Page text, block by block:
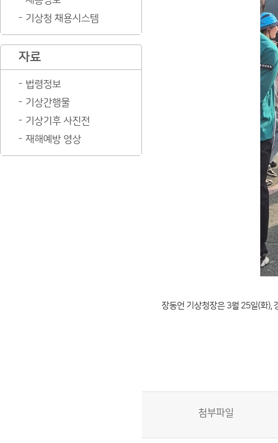
기상청 채용시스템
자료
법령정보
기상간행물
기상기후 사진전
재해예방 영상
장동언 기상청장은 3월 25일(화),
첨부파일